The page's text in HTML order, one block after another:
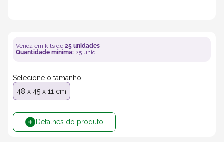
Venda em kits de 25 unidades
Quantidade mínima: 25 unid.
Selecione o tamanho
48 x 45 x 11 cm
Detalhes do produto